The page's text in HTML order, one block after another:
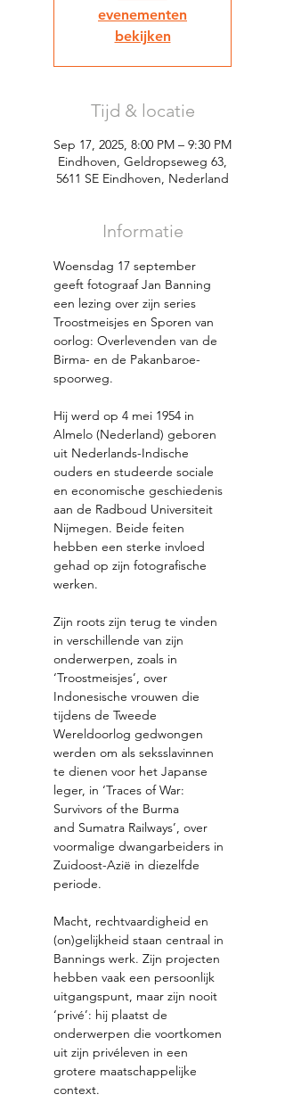
evenementen
bekijken
Tijd & locatie
Sep 17, 2025, 8:00 PM – 9:30 PM
Eindhoven, Geldropseweg 63,
5611 SE Eindhoven, Nederland
Informatie
Woensdag 17 september
geeft fotograaf Jan Banning
een lezing over zijn series
Troostmeisjes en Sporen van
oorlog: Overlevenden van de
Birma- en de Pakanbaroe-
spoorweg.
Hij werd op 4 mei 1954 in
Almelo (Nederland) geboren
uit Nederlands-Indische
ouders en studeerde sociale
en economische geschiedenis
aan de Radboud Universiteit
Nijmegen. Beide feiten
hebben een sterke invloed
gehad op zijn fotografische
werken.
Zijn roots zijn terug te vinden
in verschillende van zijn
onderwerpen, zoals in
‘Troostmeisjes’, over
Indonesische vrouwen die
tijdens de Tweede
Wereldoorlog gedwongen
werden om als seksslavinnen
te dienen voor het Japanse
leger, in ‘Traces of War:
Survivors of the Burma
and Sumatra Railways’, over
voormalige dwangarbeiders in
Zuidoost-Azië in diezelfde
periode.
Macht, rechtvaardigheid en
(on)gelijkheid staan ​​centraal in
Bannings werk. Zijn projecten
hebben vaak een persoonlijk
uitgangspunt, maar zijn nooit
‘privé’: hij plaatst de
onderwerpen die voortkomen
uit zijn privéleven in een
grotere maatschappelijke
context.